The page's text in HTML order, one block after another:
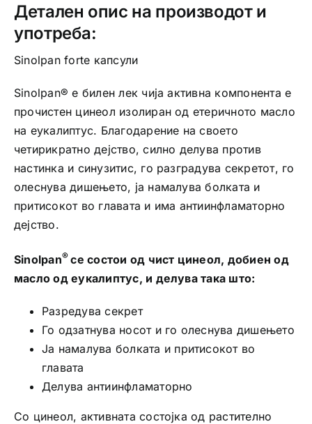
Детален опис на производот и
употреба:
Sinolpan forte капсули
Sinolpan® е билен лек чија активна компонента е
прочистен цинеол изолиран од етеричното масло
на еукалиптус. Благодарение на своето
четирикратно дејство, силно делува против
настинка и синузитис, го разградува секретот, го
олеснува дишењето, ја намалува болката и
притисокот во главата и има антиинфламаторно
дејство.
Sinolpan® се состои од чист цинеол, добиен од
масло од еукалиптус, и делува така што:
Разредува секрет
Го одзатнува носот и го олеснува дишењето
Ја намалува болката и притисокот во
главата
Делува антиинфламаторно
Со цинеол, активната состојка од растително